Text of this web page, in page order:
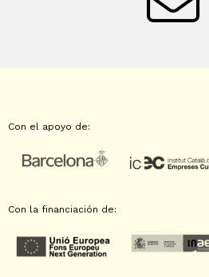
Con el apoyo de:
Con la financiación de: